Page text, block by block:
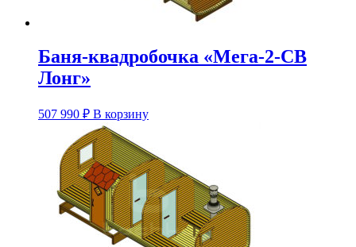
Баня-квадробочка «Мега-2-СВ
Лонг»
507 990 ₽ В корзинуЭтот
несколько
вариаций.
Опции
можно
выбрать
на
странице